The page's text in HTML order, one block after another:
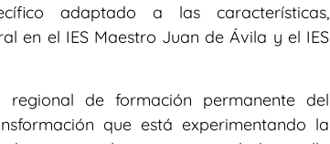
adaptado a las características,
en el IES Maestro Juan de Ávila y el IES
de formación permanente del
que está experimentando la